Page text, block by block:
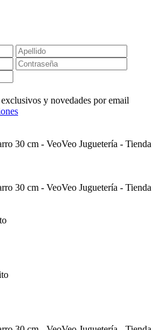
y novedades por email